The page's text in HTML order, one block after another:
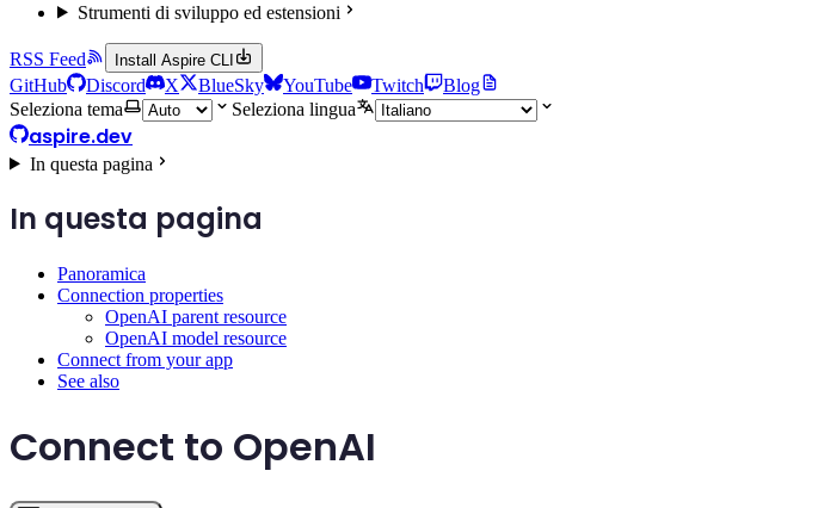
Strumenti di sviluppo ed estensioni
RSS Feed Install Aspire CLI
GitHub Discord X BlueSky YouTube Twitch
Blog
Seleziona tema
Seleziona lingua
aspire.dev
In questa pagina
In questa pagina
Panoramica
Connection properties
OpenAI parent resource
OpenAI model resource
Connect from your app
See also
Connect to OpenAI